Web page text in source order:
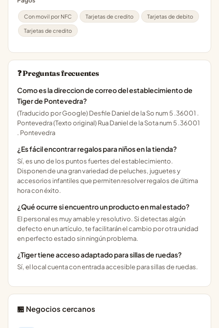
Con movil por NFC Tarjetas de credito Tarjetas de debito
Tarjetas de credito
❓ Preguntas frecuentes
Como es la direccion de correo del establecimiento de
Tiger de Pontevedra?
(Traducido por Google) Desfile Daniel de la So num 5 .36001 .
Pontevedra (Texto original) Rua Daniel de la Sota num 5 .36001
. Pontevedra
¿Es fácil encontrar regalos para niños en la tienda?
Sí, es uno de los puntos fuertes del establecimiento.
Disponen de una gran variedad de peluches, juguetes y
accesorios infantiles que permiten resolver regalos de última
hora con éxito.
¿Qué ocurre si encuentro un producto en mal estado?
El personal es muy amable y resolutivo. Si detectas algún
defecto en un artículo, te facilitarán el cambio por otra unidad
en perfecto estado sin ningún problema.
¿Tiger tiene acceso adaptado para sillas de ruedas?
Sí, el local cuenta con entrada accesible para sillas de ruedas.
🏪 Negocios cercanos